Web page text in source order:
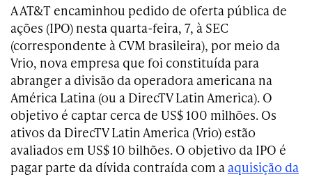
A AT&T encaminhou pedido de oferta pública de
ações (IPO) nesta quarta-feira, 7, à SEC
(correspondente à CVM brasileira), por meio da
Vrio, nova empresa que foi constituída para
abranger a divisão da operadora americana na
América Latina (ou a DirecTV Latin America). O
objetivo é captar cerca de US$ 100 milhões. Os
ativos da DirecTV Latin America (Vrio) estão
avaliados em US$ 10 bilhões. O objetivo da IPO é
pagar parte da dívida contraída com a aquisição da